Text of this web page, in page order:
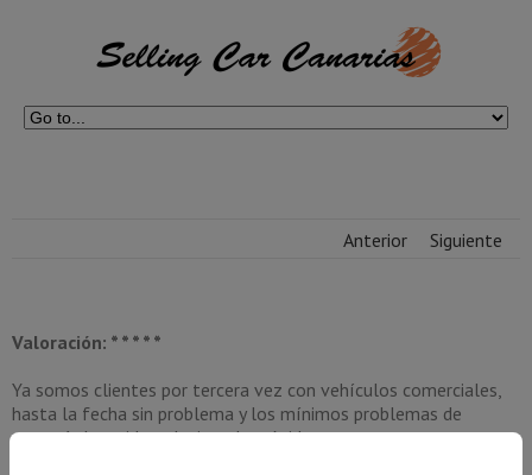
Anterior Siguiente
Valoración: * * * * *
Ya somos clientes por tercera vez con vehículos comerciales,
hasta la fecha sin problema y los mínimos problemas de
garantía han sido solucionados rápidamente.